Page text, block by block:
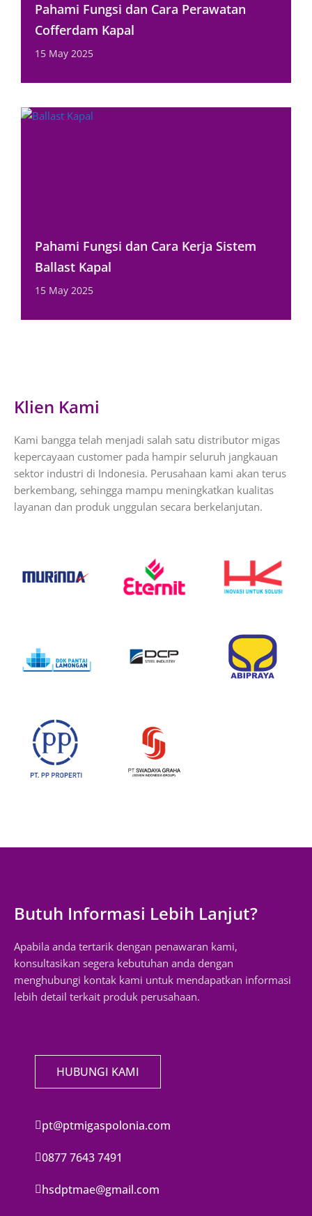
Pahami Fungsi dan Cara Perawatan
Cofferdam Kapal
15 May 2025
Pahami Fungsi dan Cara Kerja Sistem
Ballast Kapal
15 May 2025
Klien Kami
Kami bangga telah menjadi salah satu distributor migas
kepercayaan customer pada hampir seluruh jangkauan
sektor industri di Indonesia. Perusahaan kami akan terus
berkembang, sehingga mampu meningkatkan kualitas
layanan dan produk unggulan secara berkelanjutan.
Butuh Informasi Lebih Lanjut?
Apabila anda tertarik dengan penawaran kami,
konsultasikan segera kebutuhan anda dengan
menghubungi kontak kami untuk mendapatkan informasi
lebih detail terkait produk perusahaan.
HUBUNGI KAMI
pt@ptmigaspolonia.com
0877 7643 7491
hsdptmae@gmail.com